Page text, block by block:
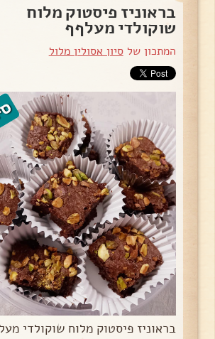
בראוניז פיסטוק מלוח
שוקולדי מעלףף
המתכון שלסיון אסולין מלול
בראוניז פיסטוק מלוח שוקולדי